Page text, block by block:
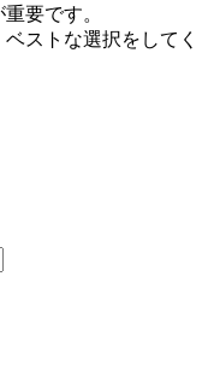
要です。
ストな選択をしてく